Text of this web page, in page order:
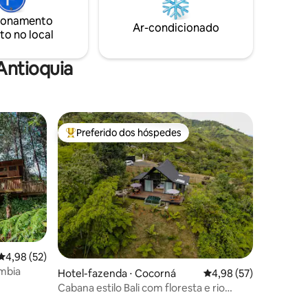
Arví,
e
abraço tranquilo da natureza.
no local
Ar-condicionado
de uma avaliação média de 5, 52 avaliações
4,98 (52)
Entre os melhores preferidos dos hóspedes
Preferido dos hóspedes
Hotel-fazenda ⋅ Cocorná 4,98 de uma
4,98 (57)
Cabana estilo Bali com floresta e rio